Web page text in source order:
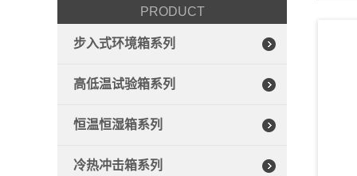
PRODUCT
步入式环境箱系列
高低温试验箱系列
恒温恒湿箱系列
冷热冲击箱系列